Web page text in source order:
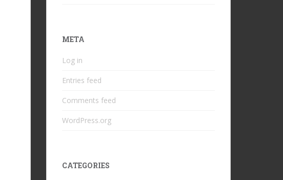
META
Log in
Entries feed
Comments feed
WordPress.org
CATEGORIES